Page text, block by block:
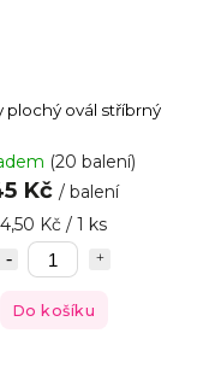
plochý ovál stříbrný
(20 balení)
Kč / balení
4,50 Kč / 1 ks
Do košíku